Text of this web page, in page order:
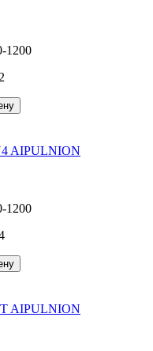
1200
AIPULNION
1200
AIPULNION